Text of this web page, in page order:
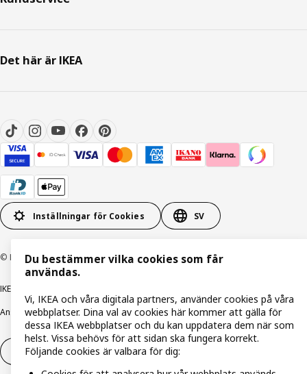
Det här är IKEA
Inställningar för Cookies SV
© Inter IKEA Systems B.V. 1999-2026
IKEA Family integritetspolicy
Ansvarsfullt avslöjandepolicyE-postKöp- & leveransvillkorBolagsinformation
Utöva ångerrätt Utöva ångerrätten för tjänster
Du bestämmer vilka cookies som får
användas.
Vi, IKEA och våra digitala partners, använder cookies på våra
webbplatser. Dina val av cookies här kommer att gälla för
dessa IKEA webbplatser och du kan uppdatera dem när som
helst. Vissa behövs för att sidan ska fungera korrekt.
Följande cookies är valbara för dig: